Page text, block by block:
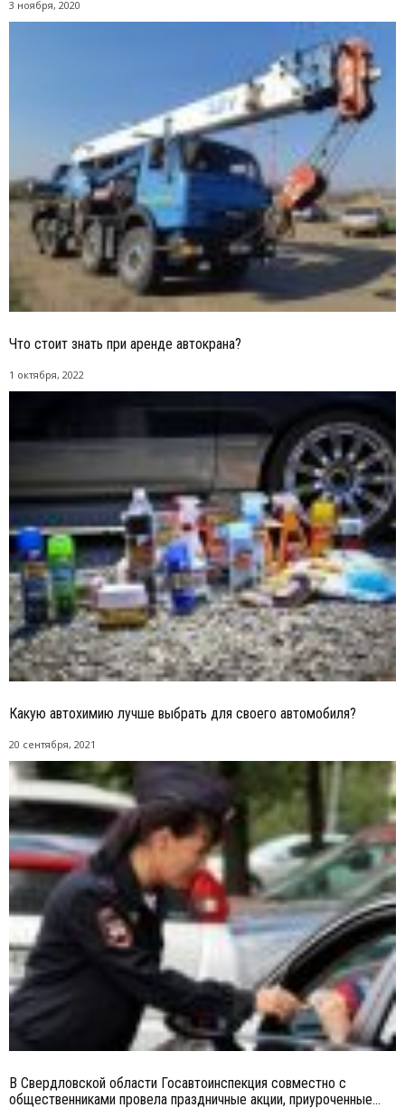
3 ноября, 2020
Что стоит знать при аренде автокрана?
1 октября, 2022
Какую автохимию лучше выбрать для своего автомобиля?
20 сентября, 2021
В Свердловской области Госавтоинспекция совместно с
общественниками провела праздничные акции, приуроченные...